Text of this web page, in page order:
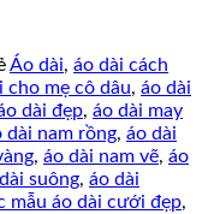
Áo dài, áo dài cách
cho mẹ cô dâu, áo dài
dài đẹp, áo dài may
dài nam rồng, áo dài
, áo dài nam vẽ, áo
suông, áo dài
mẫu áo dài cưới đẹp,